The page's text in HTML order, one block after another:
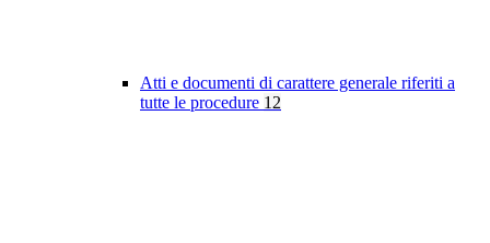
Atti e documenti di carattere generale riferiti a
tutte le procedure 12